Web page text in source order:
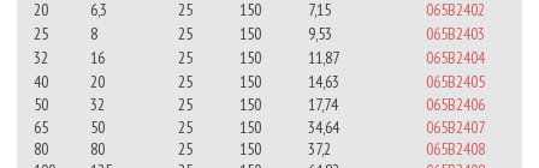
20
6,3 25 150 7,15
065B2402
25
8 25 150 9,53
065B2403
32
16 25 150 11,87
065B2404
40
20 25 150 14,63
065B2405
50
32 25 150 17,74
065B2406
65
50 25 150 34,64
065B2407
80
80 25 150 37,2
065B2408